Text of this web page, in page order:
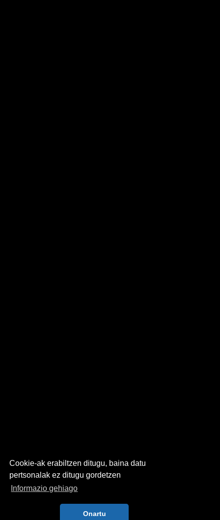
Cookie-ak erabiltzen ditugu, baina datu
pertsonalak ez ditugu gordetzen
Informazio gehiago
Onartu